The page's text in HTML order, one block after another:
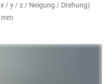
/ y / z / Neigung / Drehung)